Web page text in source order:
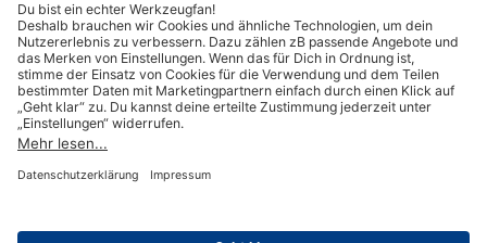
ImpressumAGBDatenschutzWiderruf Vertrag widerrufen
Alle Preise verstehen sich inkl. ges. MwSt. *Kostenloser Versand innerhalb
Deutschlands, bei Bestellungen ab 100,00 Euro.
© Copyright 2026 GOTOOLS GmbH - Alle Rechte vorbehalten. powered by
createyourtemplate